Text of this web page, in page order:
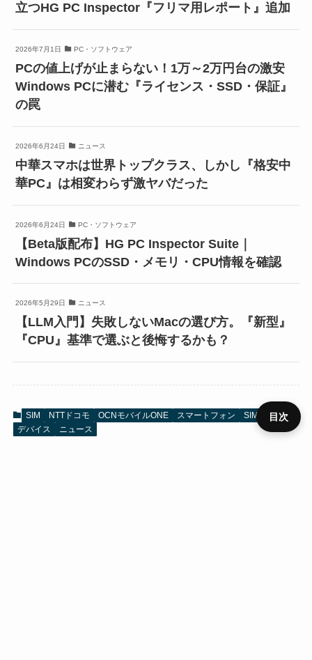
立つHG PC Inspector『フリマ用レポート』追加
2026年7月1日 PC・ソフトウェア
PCの値上げが止まらない！1万～2万円台の激安
Windows PCに潜む『ライセンス・SSD・保証』
の罠
2026年6月24日 ニュース
中華スマホは世界トップクラス、しかし『格安中
華PC』は相変わらず激ヤバだった
2026年6月24日 PC・ソフトウェア
【Beta版配布】HG PC Inspector Suite｜
Windows PCのSSD・メモリ・CPU情報を確認
2026年5月29日 ニュース
【LLM入門】失敗しないMacの選び方。『新型』
『CPU』基準で選ぶと後悔するかも？
SIM NTTドコモ OCNモバイルONE スマートフォン
SIMフリー
デバイス
ニュース
目次